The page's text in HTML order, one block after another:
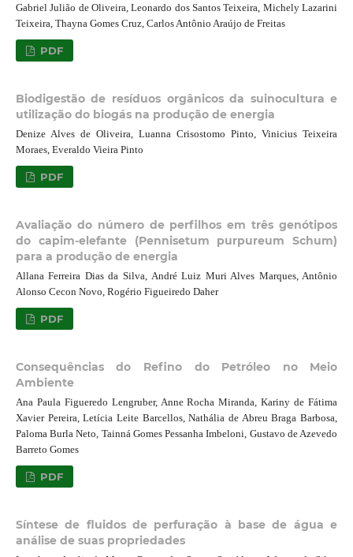
Gabriel Julião de Oliveira, Leonardo dos Santos Teixeira, Michely Lazarini
Teixeira, Thayna Gomes Cruz, Carlos Antônio Araújo de Freitas
PDF
Biodigestão de resíduos orgânicos da suinocultura e
utilização do biogás na produção de energia
Denize Alves de Oliveira, Luanna Crisostomo Pinto, Vinicius Teixeira
Moraes, Everaldo Vieira Pinto
PDF
Avaliação do número de perfilhos em três genótipos
do capim-elefante (Pennisetum purpureum Schum)
para a produção de energia
Allana Ferreira Dias da Silva, André Luiz Muri Alves Marques, Antônio
Alonso Cecon Novo, Rogério Figueiredo Daher
PDF
Consequências do Refino do Petróleo no Meio
Ambiente
Ana Paula Figueredo Lengruber, Anne Rocha Miranda, Kariny de Fátima
Xavier Pereira, Letícia Leite Barcellos, Nathália de Abreu Braga Barbosa,
Paloma Burla Neto, Tainná Gomes Pessanha Imbeloni, Gustavo de Azevedo
Barreto Gomes
PDF
Síntese de fluidos de perfuração à base de água e
análise de suas propriedades